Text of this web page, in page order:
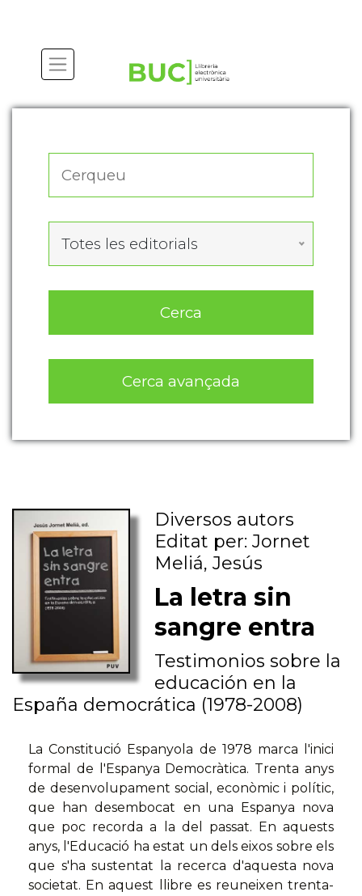
Totes les editorials
Cerca
Cerca avançada
Diversos autors
Editat per: Jornet
Meliá, Jesús
La letra sin
sangre entra
Testimonios sobre la
educación en la
España democrática (1978-2008)
La Constitució Espanyola de 1978 marca l'inici
formal de l'Espanya Democràtica. Trenta anys
de desenvolupament social, econòmic i polític,
que han desembocat en una Espanya nova
que poc recorda a la del passat. En aquests
anys, l'Educació ha estat un dels eixos sobre els
que s'ha sustentat la recerca d'aquesta nova
societat. En aquest llibre es reuneixen trenta-